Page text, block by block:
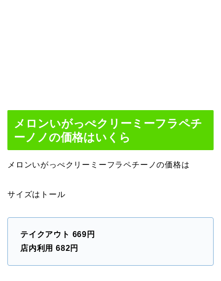
メロンいがっぺクリーミーフラペチ
ーノノの価格はいくら
メロンいがっぺクリーミーフラペチーノの価格は
サイズはトール
テイクアウト 669円
店内利用 682円